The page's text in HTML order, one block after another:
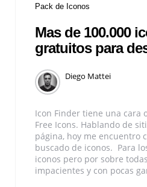
Pack de Iconos
Mas de 100.000
gratuitos para
Diego Mattei
Icon Finder tiene una cara
Free Icons. Hablando de
página, hoy me encuentro
buscado de iconos. Para
iconos pero por sobre
impacientes y con pocas